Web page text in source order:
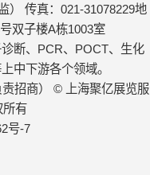
） 传真：021-31078229地
双子楼A栋1003室
断、PCR、POCT、生化
中下游各个领域。
招商） © 上海聚亿展览服
所有
号-7